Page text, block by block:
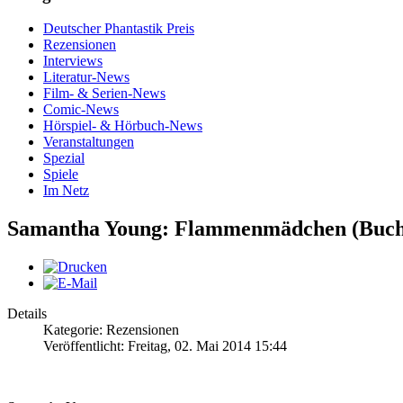
Deutscher Phantastik Preis
Rezensionen
Interviews
Literatur-News
Film- & Serien-News
Comic-News
Hörspiel- & Hörbuch-News
Veranstaltungen
Spezial
Spiele
Im Netz
Samantha Young: Flammenmädchen
Details
Kategorie: Rezensionen
Veröffentlicht: Freitag, 02. Mai 2014 15:44